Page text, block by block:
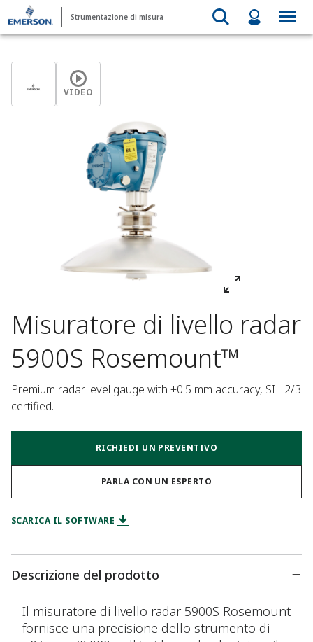
Strumentazione di misura
VIDEO
Misuratore di livello radar
5900S Rosemount™
Premium radar level gauge with ±0.5 mm accuracy, SIL 2/3
certified.
RICHIEDI UN PREVENTIVO
PARLA CON UN ESPERTO
SCARICA IL SOFTWARE
Descrizione del prodotto
Il misuratore di livello radar 5900S Rosemount
fornisce una precisione dello strumento di